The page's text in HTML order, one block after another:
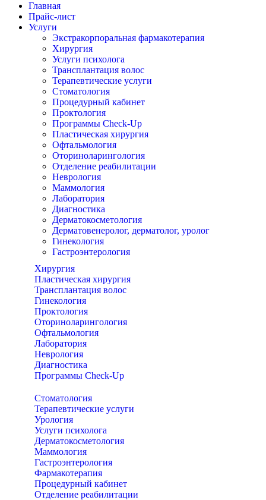
Главная
Прайс-лист
Услуги
Экстракорпоральная фармакотерапия
Хирургия
Услуги психолога
Трансплантация волос
Терапевтические услуги
Стоматология
Процедурный кабинет
Проктология
Программы Check-Up
Пластическая хирургия
Офтальмология
Оториноларингология
Отделение реабилитации
Неврология
Маммология
Лаборатория
Диагностика
Дерматокосметология
Дерматовенеролог, дерматолог, уролог
Гинекология
Гастроэнтерология
Хирургия
Пластическая хирургия
Трансплантация волос
Гинекология
Проктология
Оториноларингология
Офтальмология
Лаборатория
Неврология
Диагностика
Программы Check-Up
Стоматология
Терапевтические услуги
Урология
Услуги психолога
Дерматокосметология
Маммология
Гастроэнтерология
Фармакотерапия
Процедурный кабинет
Отделение реабилитации